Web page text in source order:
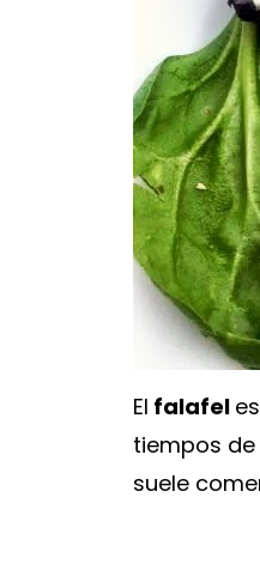
El falafel
tiempos
suele